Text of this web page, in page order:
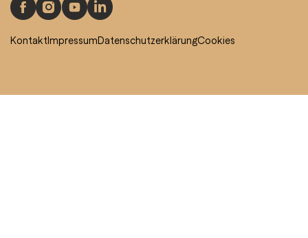
KontaktImpressumDatenschutzerklärungCookies